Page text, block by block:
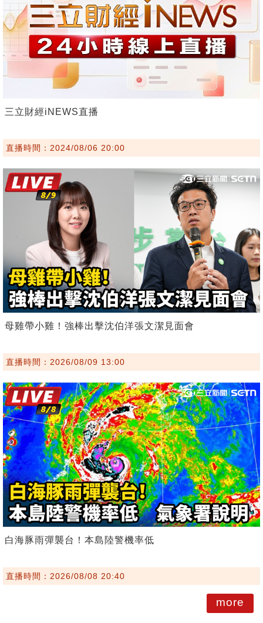
三立財經iNEWS直播
直播時間：2024/08/06 20:00
母雞帶小雞！強棒出擊沈伯洋張文潔見面會
直播時間：2026/08/09 13:00
白海豚雨彈襲台！本島陸警機率低
直播時間：2026/08/08 20:40
more